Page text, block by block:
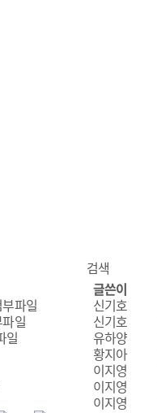
글쓴이
신기호
신기호
유하양
황지아
이지영
이지영
이지영